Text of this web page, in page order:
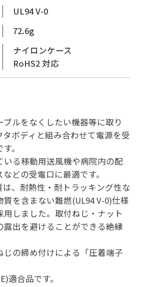
UL94 V-0
72.6g
ナイロンケース
RoHS2 対応
ルをなくしたい機器等に取り
ボディと組み合わせて電源を受
。
いる移動用送風機や病院内の配
どの受電口に最適です。
、耐熱性・耐トラッキング性な
質を含まない難燃(UL94 V-0)仕様
しました。取付ねじ・ナット
露出を避けることができる絶縁
じの締め付けによる「圧着端子
適合品です。